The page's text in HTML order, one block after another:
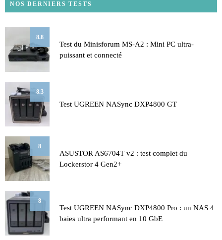
NOS DERNIERS TESTS
8.8
Test du Minisforum MS-A2 : Mini PC ultra-
puissant et connecté
8.3
Test UGREEN NASync DXP4800 GT
8
ASUSTOR AS6704T v2 : test complet du
Lockerstor 4 Gen2+
8
Test UGREEN NASync DXP4800 Pro : un NAS 4
baies ultra performant en 10 GbE